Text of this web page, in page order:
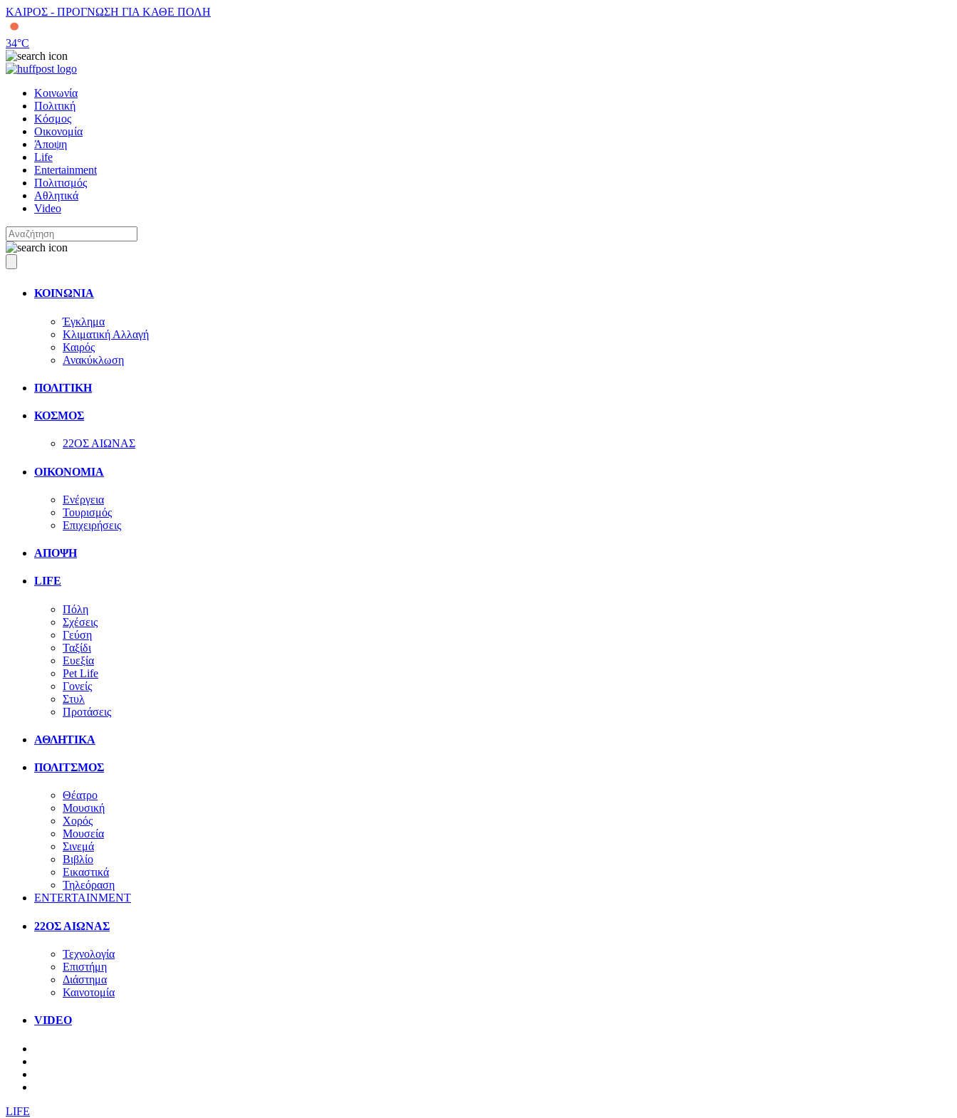
ΚΑΙΡΟΣ - ΠΡΟΓΝΩΣΗ ΓΙΑ ΚΑΘΕ ΠΟΛΗ
34°C
Κοινωνία
Πολιτική
Κόσμος
Οικονομία
Άποψη
Life
Entertainment
Πολιτισμός
Αθλητικά
Video
ΚΟΙΝΩΝΙΑ
Έγκλημα
Κλιματική Αλλαγή
Καιρός
Ανακύκλωση
ΠΟΛΙΤΙΚΗ
ΚΟΣΜΟΣ
22ΟΣ ΑΙΩΝΑΣ
ΟΙΚΟΝΟΜΙΑ
Ενέργεια
Τουρισμός
Επιχειρήσεις
ΑΠΟΨΗ
LIFE
Πόλη
Σχέσεις
Γεύση
Ταξίδι
Ευεξία
Pet Life
Γονείς
Στυλ
Προτάσεις
ΑΘΛΗΤΙΚΑ
ΠΟΛΙΤΣΜΟΣ
Θέατρο
Μουσική
Χορός
Μουσεία
Σινεμά
Βιβλίο
Εικαστικά
Τηλεόραση
ENTERTAINMENT
22ΟΣ ΑΙΩΝΑΣ
Τεχνολογία
Επιστήμη
Διάστημα
Καινοτομία
VIDEO
LIFE